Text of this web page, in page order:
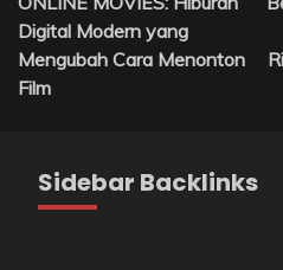
navigation
Digital Modern yang
Mengubah Cara Menonton
Film
Sidebar Backlinks